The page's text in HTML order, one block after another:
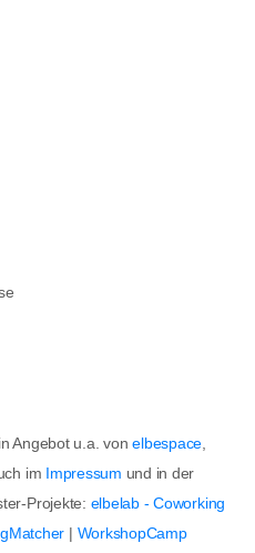
Angebot u.a. vonelbespace
im Impressum und in der
Projekte: elbelab - Coworking
| WorkshopCamp